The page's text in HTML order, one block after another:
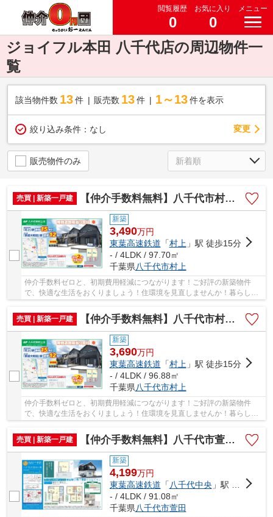
閲覧履歴
0
お気に入り
0
メニュー
ジョイフル本田 八千代店の周辺物件一
覧
該当物件数 13件 販売数 13 件 1～13 件を表示
絞り込み条件： なし 変更
販売物件のみ
売買 | 新築一戸建 【仲介手数料無料】八千代市村上 新築戸建て
新築
3,490万円
東葉高速鉄道 「村上」駅 徒歩15分
- / 4LDK / 97.70㎡
千葉県八千代市村上
仲介手数料ゼロと、初期費用軽減につながります！ご好評の新築物件
で、快適な生活をおくりましょう！住環境を見直しませんか！暮らしの
売買 | 新築一戸建
【仲介手数料無料】八千代市村上 新築戸建て
新築
3,690万円
東葉高速鉄道 「村上 」駅 徒歩15分
- / 4LDK / 96.88㎡
千葉県八千代市村上
仲介手数料ゼロと、初期費用軽減につながります！ご好評の新築物件
で、快適な生活をおくりましょう！住環境を見直しませんか！暮らしの
売買 | 新築一戸建
【仲介手数料無料】八千代市萱田 新築戸建て
新築
4,199万円
東葉高速鉄道 「 八千代中央 」駅 徒歩5分
- / 4LDK / 91.08㎡
千葉県八千代市萱田